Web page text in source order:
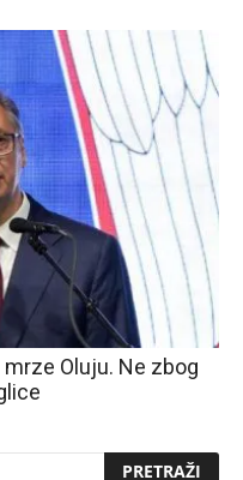
Oluju. Ne zbog